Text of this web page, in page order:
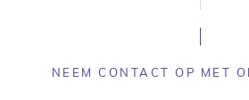
NEEM CONTACT OP MET